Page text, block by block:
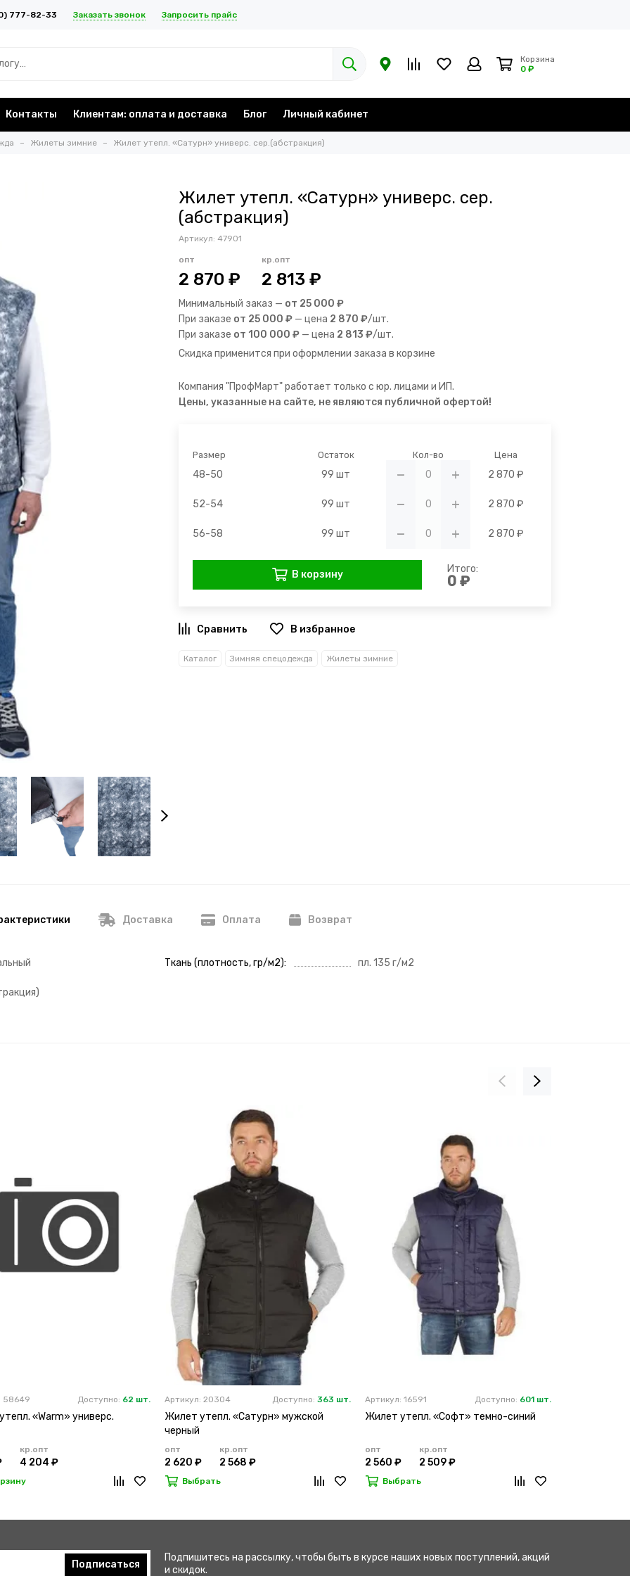
777-82-33 Заказать звонок Запросить прайс
Корзина
0 ₽
Контакты Клиентам: оплата и доставка Блог Личный кабинет
Жилеты зимние Жилет утепл. «Сатурн» универс. сер.(абстракция)
Жилет утепл. «Сатурн» универс. сер.
(абстракция)
Артикул: 47901
опт
2 870 ₽
кр.опт
2 813 ₽
Минимальный заказ — от 25 000 ₽
При заказе от 25 000 ₽ — цена 2 870 ₽/шт.
При заказе от 100 000 ₽ — цена 2 813 ₽/шт.
Скидка применится при оформлении заказа в корзине
Компания "ПрофМарт" работает только с юр. лицами и ИП.
Цены, указанные на сайте, не являются публичной офертой!
Размер Остаток Кол-во Цена
48-50 99 шт 2 870 ₽
52-54 99 шт 2 870 ₽
56-58 99 шт 2 870 ₽
В корзину Итого:
0 ₽
В избранное
Каталог Зимняя спецодежда Жилеты зимние
Доставка Оплата Возврат
Ткань (плотность, гр/м2) пл. 135 г/м2
58649 Доступно: 62 шт.
«Warm» универс.
кр.опт
4 204 ₽
Артикул: 20304 Доступно: 363 шт.
Жилет утепл. «Сатурн» мужской
черный
опт
2 620 ₽
кр.опт
2 568 ₽
Выбрать
Артикул: 16591 Доступно: 601 шт.
Жилет утепл. «Софт» темно-синий
опт
2 560 ₽
кр.опт
2 509 ₽
Выбрать
Подписаться
Подпишитесь на рассылку, чтобы быть в курсе наших новых поступлений, акций
и скидок.